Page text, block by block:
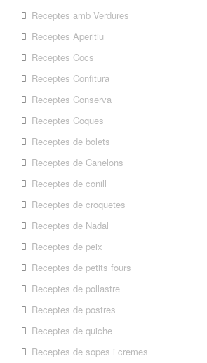
Receptes amb Verdures
Receptes Aperitiu
Receptes Cocs
Receptes Confitura
Receptes Conserva
Receptes Coques
Receptes de bolets
Receptes de Canelons
Receptes de conill
Receptes de croquetes
Receptes de Nadal
Receptes de peix
Receptes de petits fours
Receptes de pollastre
Receptes de postres
Receptes de quiche
Receptes de sopes i cremes